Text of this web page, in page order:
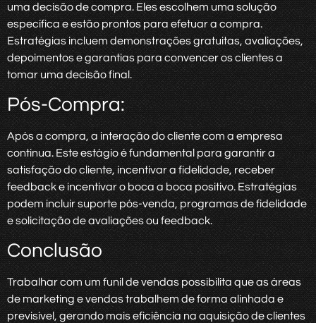
uma decisão de compra. Eles escolhem uma solução
específica e estão prontos para efetuar a compra.
Estratégias incluem demonstrações gratuitas, avaliações,
depoimentos e garantias para convencer os clientes a
tomar uma decisão final.
Pós-Compra:
Após a compra, a interação do cliente com a empresa
continua. Este estágio é fundamental para garantir a
satisfação do cliente, incentivar a fidelidade, receber
feedback e incentivar o boca a boca positivo. Estratégias
podem incluir suporte pós-venda, programas de fidelidade
e solicitação de avaliações ou feedback.
Conclusão
Trabalhar com um funil de vendas possibilita que as áreas
de marketing e vendas trabalhem de forma alinhada e
previsível, gerando mais eficiência na aquisição de clientes